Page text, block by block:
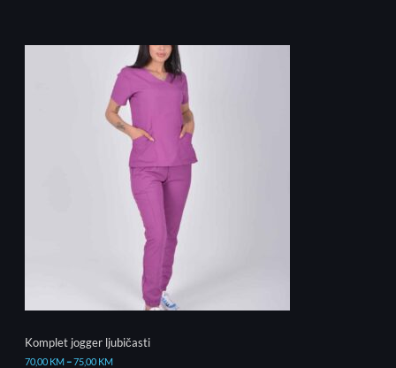
Komplet jogger ljubičasti
70,00 KM–75,00 KM